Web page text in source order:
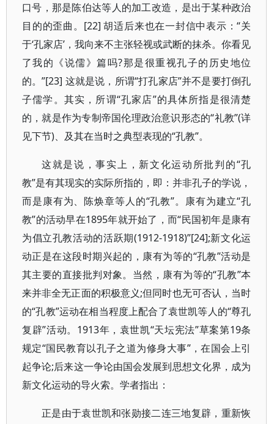
口号，那是陈伯达等人的加工改造，是出于某种政治
目的的歪曲。[22] 胡适后来也在一封信中表示：“关
于‘孔家店’，我向来不主张轻视或武断的抹杀。你看见
了我的《说儒》篇吗?那是很重视孔子的历史地位
的。”[23] 这就是说，所谓“打孔家店”并不是要打倒孔
子儒学。其实，所谓“孔家店”的具体所指是很清楚
的，就是作为专制帝国伦理政治意识形态的“礼教”(详
见下节)、及其在当时之典型表现的“孔教”。
这就是说，事实上，新文化运动所批判的“孔
教”是有其现实的实际所指的，即：并非孔子的学说，
而是康有为、陈焕章等人的“孔教”。康有为建立“孔
教”的活动早在1895年就开始了，而“民国初年是康有
为倡立孔教活动的活跃期(1912-1918)”[24];新文化运
动正是在这段时期兴起的，康有为等的“孔教”活动是
其主要的直接批判对象。当然，康有为等的“孔教”本
来并非全无正面的积极意义;但同时也无可否认，当时
的“孔教”运动在相当程度上配合了袁世凯等人的“尊孔
复辟”活动。1913年，袁世凯“天坛宪法”草案第19条
规定“国民教育以孔子之道为修身大事”，在国会上引
起争论;后来这一争论由国会发展到思想文化界，成为
新文化运动的导火索。学者指出：
正是由于袁世凯和张勋接二连三地复辟，重新恢